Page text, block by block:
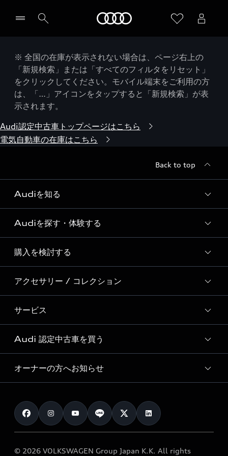
※ 全国の在庫が表示されない場合は、ページ右上の
「新規検索」または「すべてのフィルタをリセット」
をクリックしてください。モバイル端末をご利用の方
は、「…」アイコンをタップすると「新規検索」が表
示されます。
Audi認定中古車トップページはこちら
電気自動車の在庫はこちら
Back to top
Audiを知る
Audi ブランド
Story of Progress
Audi Sport
Formula 1®
デジタルサービス
Audiを探す・体験する
ディーラー検索
新車在庫検索
試乗車・展示車検索
見積り依頼
試乗予約
購入を検討する
モデル一覧
特別仕様モデル / 限定モデル
e-tronラインアップ
価格シミュレーション
車両比較
カタログ一覧
アクセサリー / コレクション
純正アクセサリー
オンラインショップ
Audi collection
アウディナビアプリ
サービス
サービス入庫予約
サービスプログラム
メンテナンス
車検 / 定期点検
e-tronアフターサポート
Audi 認定中古車を買う
Audi認定中古車
クオリティ
保証
メンテナンス
オーナーの方へお知らせ
お知らせ
オーナー様向けキャンペーン
© 2026 VOLKSWAGEN Group Japan K.K. All rights